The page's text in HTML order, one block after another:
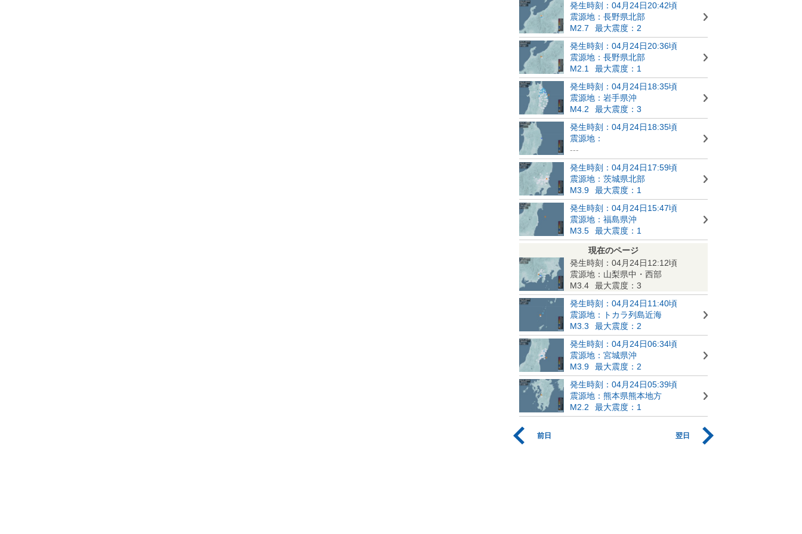
発生時刻：04月24日20:42頃
震源地：長野県北部
M2.7
最大震度：2
発生時刻：04月24日20:36頃
震源地：長野県北部
M2.1
最大震度：1
発生時刻：04月24日18:35頃
震源地：岩手県沖
M4.2
最大震度：3
発生時刻：04月24日18:35頃
震源地：
---
発生時刻：04月24日17:59頃
震源地：茨城県北部
M3.9
最大震度：1
発生時刻：04月24日15:47頃
震源地：福島県沖
M3.5
最大震度：1
現在のページ
発生時刻：04月24日12:12頃
震源地：山梨県中・西部
M3.4
最大震度：3
発生時刻：04月24日11:40頃
震源地：トカラ列島近海
M3.3
最大震度：2
発生時刻：04月24日06:34頃
震源地：宮城県沖
M3.9
最大震度：2
発生時刻：04月24日05:39頃
震源地：熊本県熊本地方
M2.2
最大震度：1
前日 翌日